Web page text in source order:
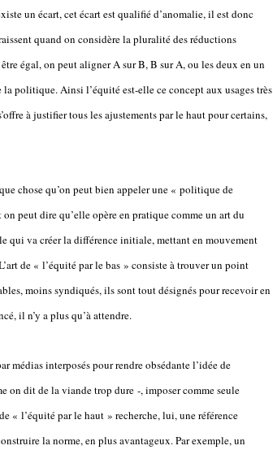
un écart, cet écart est qualifié d’anomalie, il est donc
quand on considère la pluralité des réductions
égal, on peut aligner A sur B, B sur A, ou les deux en un
politique. Ainsi l’équité est-elle ce concept aux usages très
à justifier tous les ajustements par le haut pour certains,
chose qu’on peut bien appeler une « politique de
peut dire qu’elle opère en pratique comme un art du
qui va créer la différence initiale, mettant en mouvement
de « l’équité par le bas » consiste à trouver un point
moins syndiqués, ils sont tout désignés pour recevoir en
il n’y a plus qu’à attendre.
médias interposés pour rendre obsédante l’idée de
on dit de la viande trop dure -, imposer comme seule
« l’équité par le haut » recherche, lui, une référence
la norme, en plus avantageux. Par exemple, un